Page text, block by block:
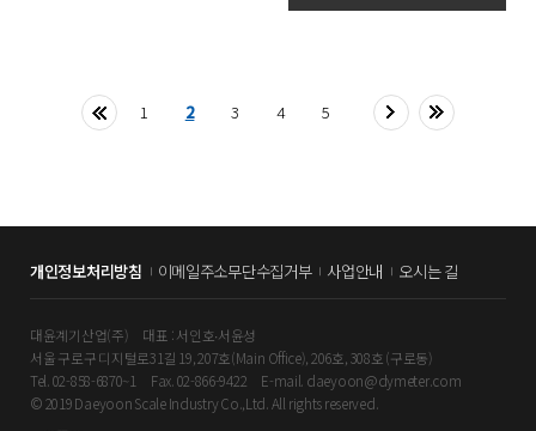
1 2 3 4 5
개인정보처리방침 이메일주소무단수집거부 사업안내 오시는 길
대윤계기산업(주)
대표 : 서인호∙서윤성
서울 구로구 디지털로31길 19, 207호(Main Office), 206호, 308호 (구로동)
Tel. 02-858-6870~1
Fax. 02-866-9422
E-mail. daeyoon@dymeter.com
© 2019 Daeyoon Scale Industry Co.,Ltd. All rights reserved.